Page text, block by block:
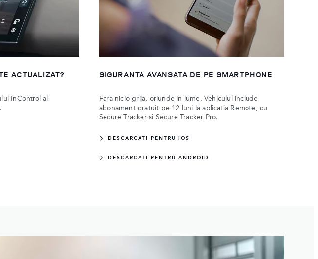
ACTUALIZAT?
InControl al
SIGURANTA AVANSATA DE PE SMARTPHONE
Fara nicio grija, oriunde in lume. Vehiculul include
abonament gratuit pe 12 luni la aplicatia Remote, cu
Secure Tracker si Secure Tracker Pro.
DESCARCATI PENTRU IOS
DESCARCATI PENTRU ANDROID